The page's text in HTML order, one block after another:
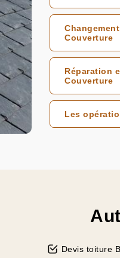
Couverture
Réparation
Couverture
Les
Devis toiture